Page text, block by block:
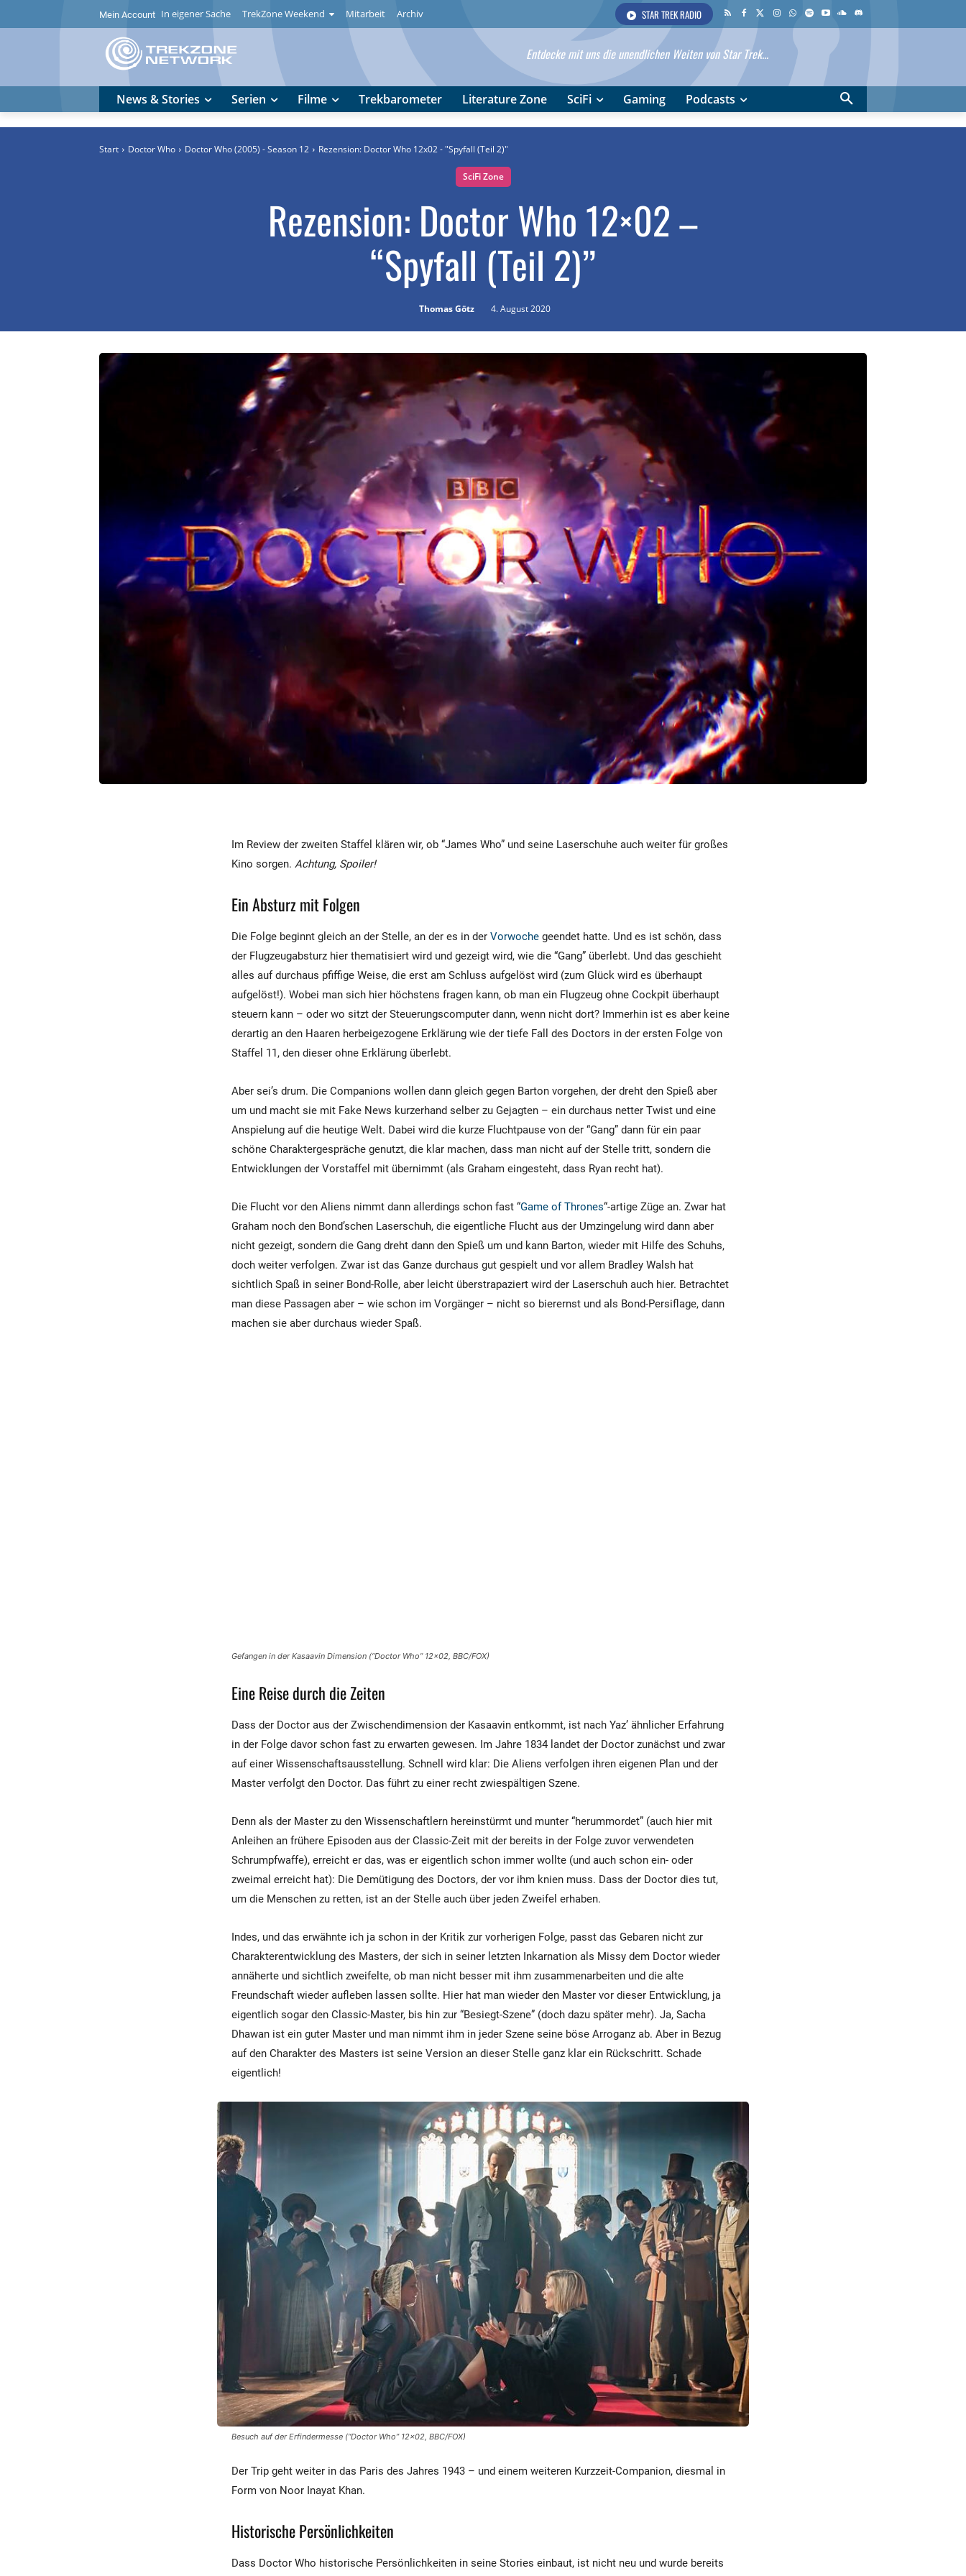
Mein Account In eigener Sache TrekZone Weekend Mitarbeit Archiv STAR TREK RADIO
Entdecke mit uns die unendlichen Weiten von Star Trek...
News & Stories Serien Filme Trekbarometer Literature Zone SciFi Gaming Podcasts
Start Doctor Who Doctor Who (2005) - Season 12 Rezension: Doctor Who 12x02 - "Spyfall (Teil 2)"
SciFi Zone
Rezension: Doctor Who 12×02 –
“Spyfall (Teil 2)”
Thomas Götz 4. August 2020
Im Review der zweiten Staffel klären wir, ob “James Who” und seine Laserschuhe auch weiter für großes
Kino sorgen. Achtung, Spoiler!
Ein Absturz mit Folgen
Die Folge beginnt gleich an der Stelle, an der es in der Vorwoche geendet hatte. Und es ist schön, dass
der Flugzeugabsturz hier thematisiert wird und gezeigt wird, wie die “Gang” überlebt. Und das geschieht
alles auf durchaus pfiffige Weise, die erst am Schluss aufgelöst wird (zum Glück wird es überhaupt
aufgelöst!). Wobei man sich hier höchstens fragen kann, ob man ein Flugzeug ohne Cockpit überhaupt
steuern kann – oder wo sitzt der Steuerungscomputer dann, wenn nicht dort? Immerhin ist es aber keine
derartig an den Haaren herbeigezogene Erklärung wie der tiefe Fall des Doctors in der ersten Folge von
Staffel 11, den dieser ohne Erklärung überlebt.
Aber sei’s drum. Die Companions wollen dann gleich gegen Barton vorgehen, der dreht den Spieß aber
um und macht sie mit Fake News kurzerhand selber zu Gejagten – ein durchaus netter Twist und eine
Anspielung auf die heutige Welt. Dabei wird die kurze Fluchtpause von der “Gang” dann für ein paar
schöne Charaktergespräche genutzt, die klar machen, dass man nicht auf der Stelle tritt, sondern die
Entwicklungen der Vorstaffel mit übernimmt (als Graham eingesteht, dass Ryan recht hat).
Die Flucht vor den Aliens nimmt dann allerdings schon fast “Game of Thrones“-artige Züge an. Zwar hat
Graham noch den Bond’schen Laserschuh, die eigentliche Flucht aus der Umzingelung wird dann aber
nicht gezeigt, sondern die Gang dreht dann den Spieß um und kann Barton, wieder mit Hilfe des Schuhs,
doch weiter verfolgen. Zwar ist das Ganze durchaus gut gespielt und vor allem Bradley Walsh hat
sichtlich Spaß in seiner Bond-Rolle, aber leicht überstrapaziert wird der Laserschuh auch hier. Betrachtet
man diese Passagen aber – wie schon im Vorgänger – nicht so bierernst und als Bond-Persiflage, dann
machen sie aber durchaus wieder Spaß.
Gefangen in der Kasaavin Dimension (“Doctor Who” 12×02, BBC/FOX)
Eine Reise durch die Zeiten
Dass der Doctor aus der Zwischendimension der Kasaavin entkommt, ist nach Yaz’ ähnlicher Erfahrung
in der Folge davor schon fast zu erwarten gewesen. Im Jahre 1834 landet der Doctor zunächst und zwar
auf einer Wissenschaftsausstellung. Schnell wird klar: Die Aliens verfolgen ihren eigenen Plan und der
Master verfolgt den Doctor. Das führt zu einer recht zwiespältigen Szene.
Denn als der Master zu den Wissenschaftlern hereinstürmt und munter “herummordet” (auch hier mit
Anleihen an frühere Episoden aus der Classic-Zeit mit der bereits in der Folge zuvor verwendeten
Schrumpfwaffe), erreicht er das, was er eigentlich schon immer wollte (und auch schon ein- oder
zweimal erreicht hat): Die Demütigung des Doctors, der vor ihm knien muss. Dass der Doctor dies tut,
um die Menschen zu retten, ist an der Stelle auch über jeden Zweifel erhaben.
Indes, und das erwähnte ich ja schon in der Kritik zur vorherigen Folge, passt das Gebaren nicht zur
Charakterentwicklung des Masters, der sich in seiner letzten Inkarnation als Missy dem Doctor wieder
annäherte und sichtlich zweifelte, ob man nicht besser mit ihm zusammenarbeiten und die alte
Freundschaft wieder aufleben lassen sollte. Hier hat man wieder den Master vor dieser Entwicklung, ja
eigentlich sogar den Classic-Master, bis hin zur “Besiegt-Szene” (doch dazu später mehr). Ja, Sacha
Dhawan ist ein guter Master und man nimmt ihm in jeder Szene seine böse Arroganz ab. Aber in Bezug
auf den Charakter des Masters ist seine Version an dieser Stelle ganz klar ein Rückschritt. Schade
eigentlich!
Besuch auf der Erfindermesse (“Doctor Who” 12×02, BBC/FOX)
Der Trip geht weiter in das Paris des Jahres 1943 – und einem weiteren Kurzzeit-Companion, diesmal in
Form von Noor Inayat Khan.
Historische Persönlichkeiten
Dass Doctor Who historische Persönlichkeiten in seine Stories einbaut, ist nicht neu und wurde bereits